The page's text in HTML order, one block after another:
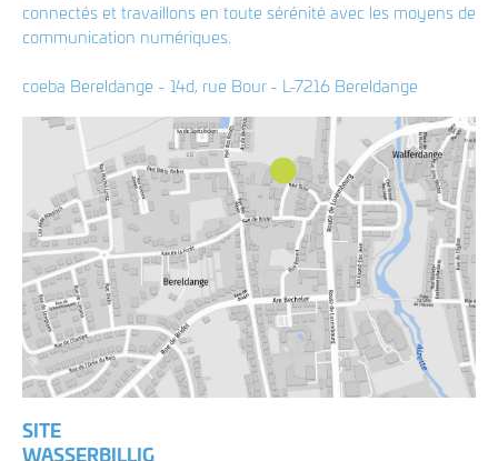
connectés et travaillons en toute sérénité avec les moyens de
communication numériques.
coeba Bereldange - 14d, rue Bour - L-7216 Bereldange
SITE
WASSERBILLIG